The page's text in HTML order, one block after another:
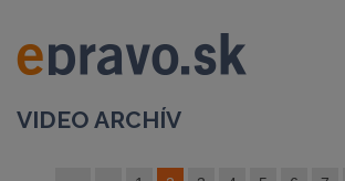
VIDEO ARCHÍV